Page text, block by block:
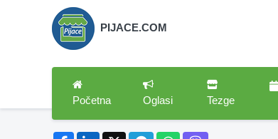
PIJACE.COM
Početna Oglasi Tezge